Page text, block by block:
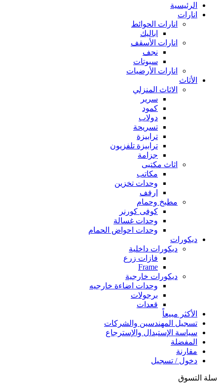
الرئيسية
انارات
انارات الحوائط
اباليك
انارات الأسقف
نجف
سبوتات
انارات الأرضيات
الأثاث
الاثاث المنزلي
سرير
كمود
دولاب
تسريحة
ترابيزة
ترابيزة تلفزيون
جزامة
اثاث مكتبى
مكاتب
وحدات تخزين
ارفف
مطبخ وحمام
كوفى كورنر
وحدات غسالة
وحدات احواض الحمام
ديكورات
ديكورات داخلية
فازات زرع
Frame
ديكورات خارجية
وحدات اضاءة خارجيه
برجولات
قعدات
الأكثر مبيعاً
تسجيل المهندسين والشركات
سياسة الإستبدال والإسترجاع
المفضلة
مقارنة
دخول / تسجيل
سلة التسوق